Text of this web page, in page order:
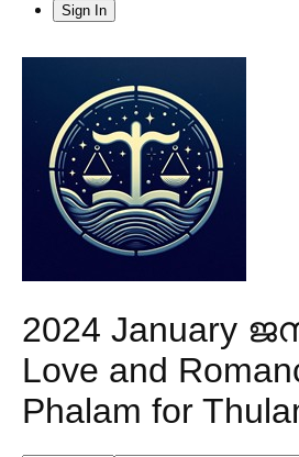
Sign In
2024 January
Love and
Phalam for